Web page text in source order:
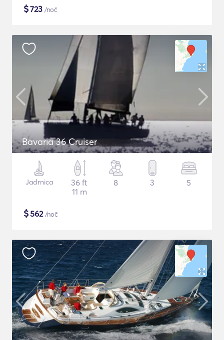
$723 /noč
Bavaria 36 Cruiser
Jadrnica
36 ft
11 m
8 3 5
$562/noč